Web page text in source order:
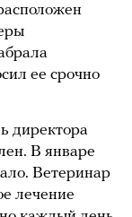
ее срочно
директора
В январе
Ветеринар
лечение